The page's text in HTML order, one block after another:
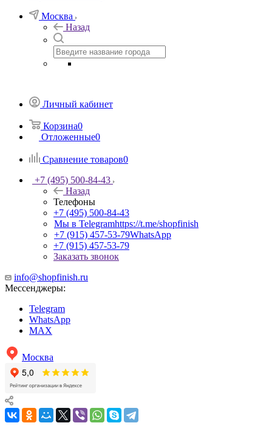
Москва
Назад
Личный кабинет
Корзина0
Отложенные0
Сравнение товаров0
+7 (495) 500-84-43
Назад
Телефоны
+7 (495) 500-84-43
Мы в Telegramhttps://t.me/shopfinish
+7 (915) 457-53-79WhatsApp
+7 (915) 457-53-79
Заказать звонок
info@shopfinish.ru
Мессенджеры:
Telegram
WhatsApp
MAX
Москва